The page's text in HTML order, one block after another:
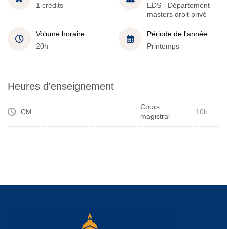
1 crédits
EDS - Département
masters droit privé
Volume horaire
20h
Période de l'année
Printemps
Heures d'enseignement
CM
Cours
magistral
10h